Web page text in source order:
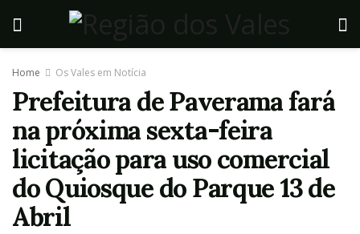
Home Os Vales em Notícia
Prefeitura de Paverama fará
na próxima sexta-feira
licitação para uso comercial
do Quiosque do Parque 13 de
Abril